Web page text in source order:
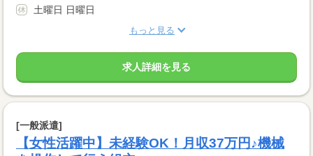
土曜日 日曜日
もっと見る
求人詳細を見る
[一般派遣]
【女性活躍中】未経験OK！月収37万円♪機械